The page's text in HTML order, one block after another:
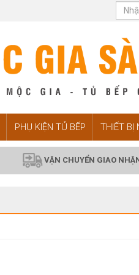
PHỤ KIỆN TỦ BẾP THIẾT BỊ
VẬN CHUYỂN GIAO